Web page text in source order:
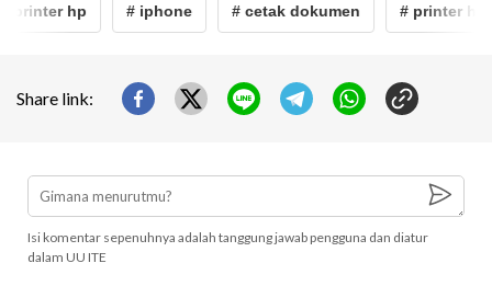
printer hp # iphone # cetak dokumen # printer hp
Share link:
Isi komentar sepenuhnya adalah tanggung jawab pengguna dan diatur
dalam UU ITE